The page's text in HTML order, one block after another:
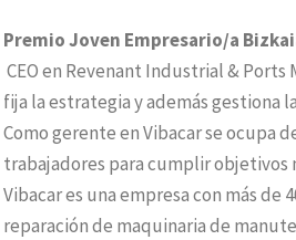
Premio Joven Empresario/a
CEO en Revenant Industrial &
fija la estrategia y además gestiona
Como gerente en Vibacar se ocupa
trabajadores para cumplir objetivos
Vibacar es una empresa con más
reparación de maquinaria de